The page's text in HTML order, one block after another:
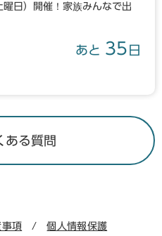
日）開催！家族みんなで出
あと 35 日
ある質問
事項 個人情報保護